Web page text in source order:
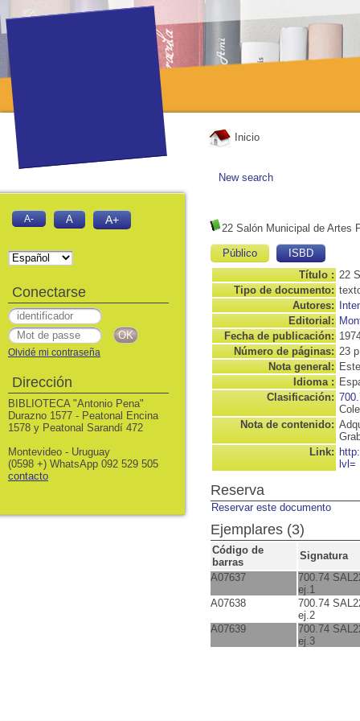
Inicio
New search
22 Salón Municipal de Artes
Público
ISBD
Título : 22
Tipo de documento:
Autores:
Editorial:
Fecha de publicación:
Número de páginas: 23 p
Nota general:
Idioma :
Clasificación:
Nota de contenido:
Link:
lvl=
Reserva
Reservar este documento
Ejemplares (3)
Código de
barras
Signatura
A07637
700.74
ej.1
A07638
700.74
ej.2
A07639
700.74
ej.3
A- A A+
Conectarse
Olvidé mi contraseña
Dirección
BIBLIOTECA "Antonio Pena"
Durazno 1577 - Peatonal Encina
1578 y Peatonal Sarandí 472
Montevideo - Uruguay
(0598 +) WhatsApp 092 529 505
contacto